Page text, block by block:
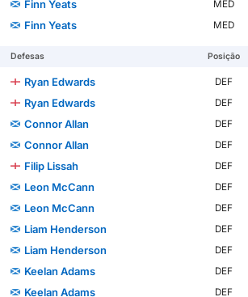
Finn Yeats
MED
Finn Yeats
MED
Defesas Posição
Ryan Edwards DEF
Ryan Edwards
DEF
Connor Allan
DEF
Connor Allan
DEF
Filip Lissah
DEF
Leon McCann
DEF
Leon McCann
DEF
Liam Henderson
DEF
Liam Henderson
DEF
Keelan Adams
DEF
Keelan Adams
DEF